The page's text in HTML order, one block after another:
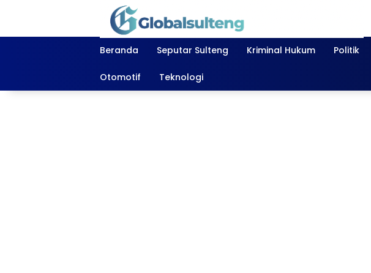
Beranda Seputar Sulteng Kriminal Hukum Politik
Otomotif Teknologi